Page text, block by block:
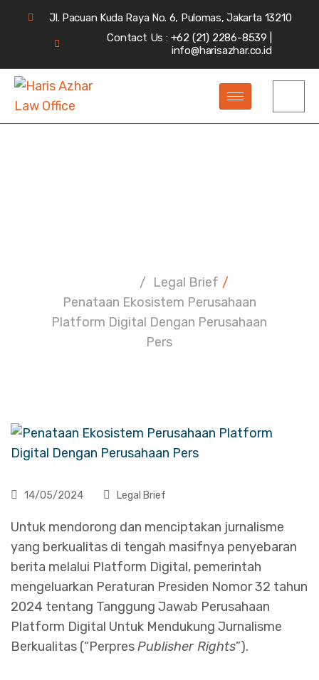
Jl. Pacuan Kuda Raya No. 6, Pulomas, Jakarta 13210
Contact Us : +62 (21) 2286-8539 |
info@harisazhar.co.id
Penataan Ekosistem
/ Legal Brief /
Penataan Ekosistem Perusahaan
Platform Digital Dengan Perusahaan
Pers
14/05/2024 Legal Brief
Untuk mendorong dan menciptakan jurnalisme
yang berkualitas di tengah masifnya penyebaran
berita melalui Platform Digital, pemerintah
mengeluarkan Peraturan Presiden Nomor 32 tahun
2024 tentang Tanggung Jawab Perusahaan
Platform Digital Untuk Mendukung Jurnalisme
Berkualitas (“PerpresPublisher Rights”).